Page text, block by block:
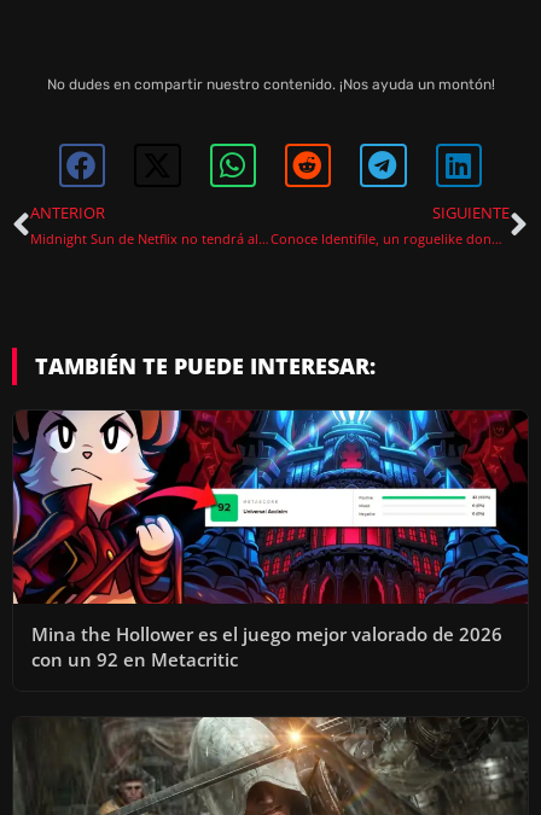
No dudes en compartir nuestro contenido. ¡Nos ayuda un montón!
ANTERIOR
Midnight Sun de Netflix no tendrá al reparto original de Crepúsculo
SIGUIENTE
Conoce Identifile, un roguelike donde cazar virus será tu objetivo
TAMBIÉN TE PUEDE INTERESAR:
Mina the Hollower es el juego mejor valorado de 2026
con un 92 en Metacritic